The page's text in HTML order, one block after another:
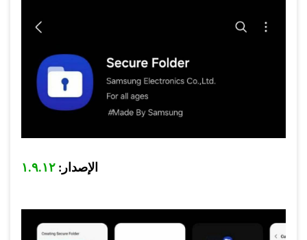
الإصدار: ١.٩.١٢